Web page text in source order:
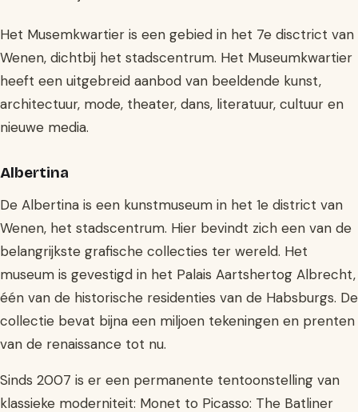
Het Musemkwartier is een gebied in het 7e disctrict van
Wenen, dichtbij het stadscentrum. Het Museumkwartier
heeft een uitgebreid aanbod van beeldende kunst,
architectuur, mode, theater, dans, literatuur, cultuur en
nieuwe media.
Albertina
De Albertina is een kunstmuseum in het 1e district van
Wenen, het stadscentrum. Hier bevindt zich een van de
belangrijkste grafische collecties ter wereld. Het
museum is gevestigd in het Palais Aartshertog Albrecht,
één van de historische residenties van de Habsburgs. De
collectie bevat bijna een miljoen tekeningen en prenten
van de renaissance tot nu.
Sinds 2007 is er een permanente tentoonstelling van
klassieke moderniteit: Monet to Picasso: The Batliner